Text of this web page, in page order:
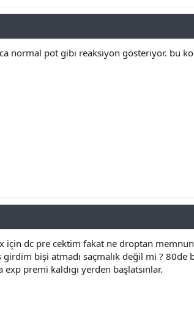
normal pot gibi reaksiyon gösteriyor. bu
için dc pre cektim fakat ne droptan
bişi atmadı saçmalık değil mi ? 80de
premi kaldıgı yerden başlatsınlar.